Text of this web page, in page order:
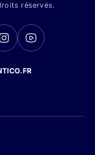
réservés.